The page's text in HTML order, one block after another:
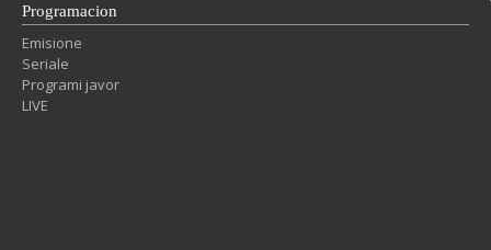
Programacion
Emisione
Seriale
Programi javor
LIVE